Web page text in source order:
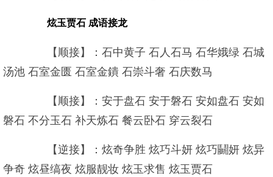
炫玉贾石 成语接龙
【顺接】：石中黄子 石人石马 石华娥绿 石城
汤池 石室金匮 石室金鐀 石崇斗奢 石庆数马
【顺接】：安于盘石 安于磐石 安如盘石 安如
磐石 不分玉石 补天炼石 餐云卧石 穿云裂石
【逆接】：炫奇争胜 炫巧斗妍 炫巧鬭妍 炫异
争奇 炫昼缟夜 炫服靓妆 炫玉求售 炫玉贾石